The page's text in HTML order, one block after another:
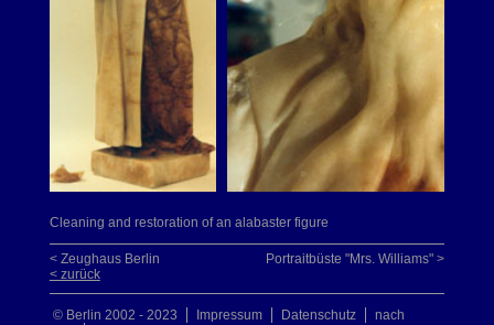
Cleaning and restoration of an alabaster figure
Portraitbüste "Mrs. Williams" >
< Zeughaus Berlin
< zurück
© Berlin 2002 - 2023 Impressum Datenschutz
nach